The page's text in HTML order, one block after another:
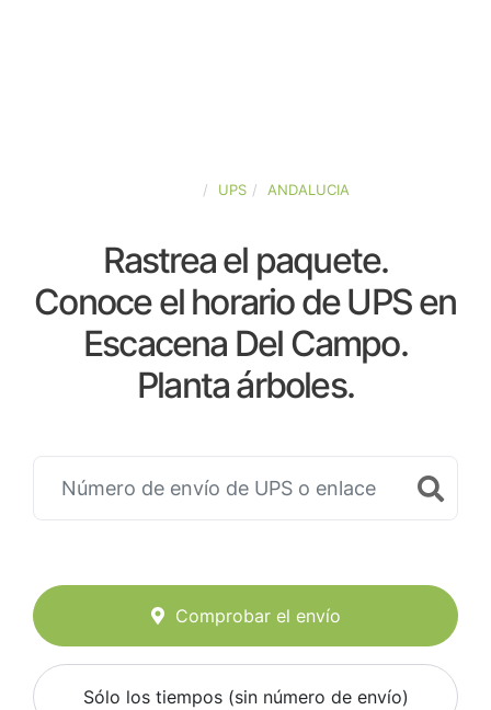
UPS ANDALUCIA
Rastrea el paquete.
Conoce el horario de UPS en
Escacena Del Campo.
Planta árboles.
Comprobar el envío
Sólo los tiempos (sin número de envío)